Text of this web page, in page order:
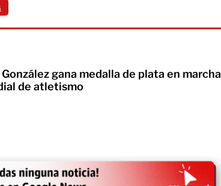
gana medalla de plata en marcha
de atletismo